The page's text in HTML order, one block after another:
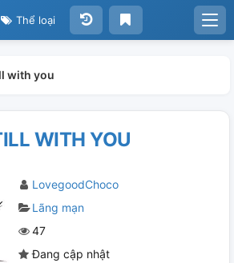
Thể loại
with you
WITH YOU
LovegoodChoco
Lãng mạn
47
Đang cập nhật